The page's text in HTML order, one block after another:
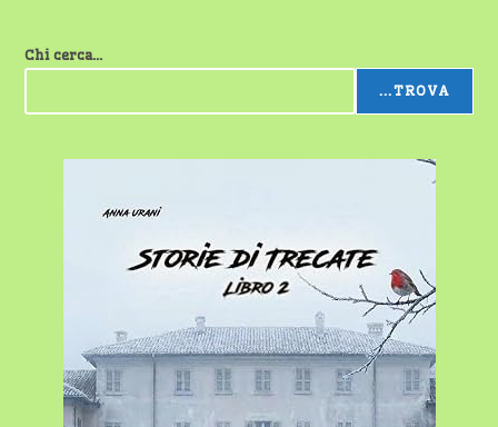
Chi cerca...
...TROVA